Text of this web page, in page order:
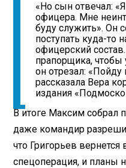
«Но сын отвечал:
офицера. Мне
буду служить». Он
поступать куда-то
офицерский
прапорщика, чтобы
он отрезал:
рассказала Вера
издания
В итоге Максим собрал
даже командир
что Григорьев вернется
спецоперация, и планы